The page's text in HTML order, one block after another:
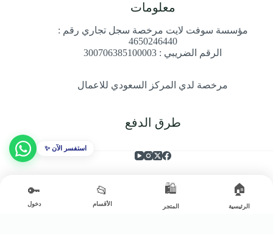
معلومات
مؤسسة سوفت لايت مرخصة سجل تجاري رقم :
4650246440
الرقم الضريبي : 300706385100003
مرخصة لدي المركز السعودي للاعمال
طرق الدفع
Copyright © 2026 متجر سوفت لايت للإنارة - سوفت لايت -
المملكة العربية السعودية
🏠
الرئيسية
🛍️
المتجر
📂
الأقسام
🔑
دخول
استفسر الآن ✨